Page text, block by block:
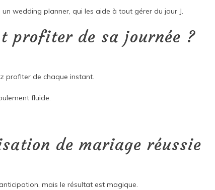
wedding planner, qui les aide à tout gérer du jour J.
profiter de sa journée ?
profiter de chaque instant.
fluide.
de mariage réussie
mais le résultat est magique.